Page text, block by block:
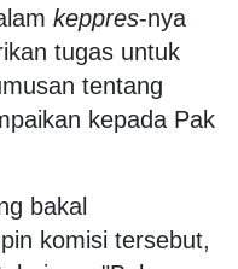
keppres-nya
tugas untuk
tentang
kepada Pak
bakal
komisi tersebut,